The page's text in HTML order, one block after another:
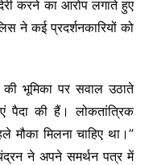
करने का आरोप लगाते हुए
ने कई प्रदर्शनकारियों को
की भूमिका पर सवाल उठाते
पैदा की हैं। लोकतांत्रिक
मौका मिलना चाहिए था।”
ने अपने समर्थन पत्र में